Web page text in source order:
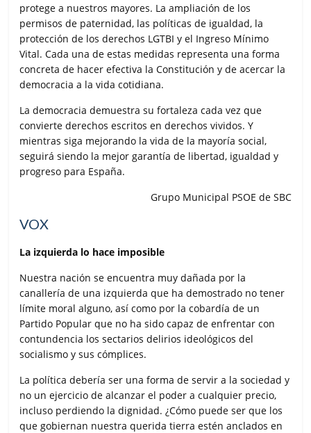
protege a nuestros mayores. La ampliación de los
permisos de paternidad, las políticas de igualdad, la
protección de los derechos LGTBI y el Ingreso Mínimo
Vital. Cada una de estas medidas representa una forma
concreta de hacer efectiva la Constitución y de acercar la
democracia a la vida cotidiana.
La democracia demuestra su fortaleza cada vez que
convierte derechos escritos en derechos vividos. Y
mientras siga mejorando la vida de la mayoría social,
seguirá siendo la mejor garantía de libertad, igualdad y
progreso para España.
Grupo Municipal PSOE de SBC
VOX
La izquierda lo hace imposible
Nuestra nación se encuentra muy dañada por la
canallería de una izquierda que ha demostrado no tener
límite moral alguno, así como por la cobardía de un
Partido Popular que no ha sido capaz de enfrentar con
contundencia los sectarios delirios ideológicos del
socialismo y sus cómplices.
La política debería ser una forma de servir a la sociedad y
no un ejercicio de alcanzar el poder a cualquier precio,
incluso perdiendo la dignidad. ¿Cómo puede ser que los
que gobiernan nuestra querida tierra estén anclados en